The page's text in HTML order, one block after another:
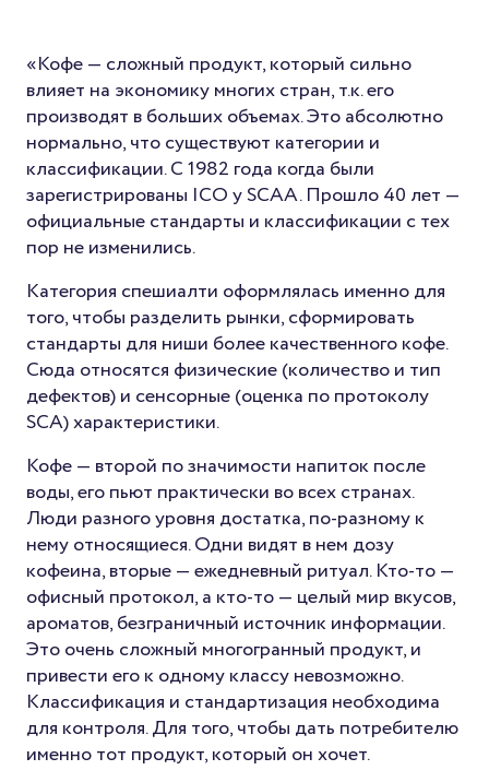
«Кофе — сложный продукт, который сильно
влияет на экономику многих стран, т.к. его
производят в больших объемах. Это абсолютно
нормально, что существуют категории и
классификации. С 1982 года когда были
зарегистрированы ICO y SCAA. Прошло 40 лет —
официальные стандарты и классификации с тех
пор не изменились.
Категория спешиалти оформлялась именно для
того, чтобы разделить рынки, сформировать
стандарты для ниши более качественного кофе.
Сюда относятся физические (количество и тип
дефектов) и сенсорные (оценка по протоколу
SCA) характеристики.
Кофе — второй по значимости напиток после
воды, его пьют практически во всех странах.
Люди разного уровня достатка, по-разному к
нему относящиеся. Одни видят в нем дозу
кофеина, вторые — ежедневный ритуал. Кто-то —
офисный протокол, а кто-то — целый мир вкусов,
ароматов, безграничный источник информации.
Это очень сложный многогранный продукт, и
привести его к одному классу невозможно.
Классификация и стандартизация необходима
для контроля. Для того, чтобы дать потребителю
именно тот продукт, который он хочет.